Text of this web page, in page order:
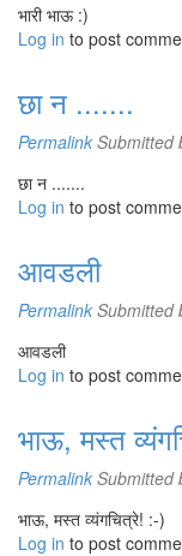
भारी भाऊ :)
Log in to post
छा न .......
Permalink Submitted
छा न .......
Log in to post
आवडली
Permalink Submitted
आवडली
Log in to post
भाऊ, मस्त
Permalink Submitted
भाऊ, मस्त व्यंगचित्रे! :-)
Log in to post